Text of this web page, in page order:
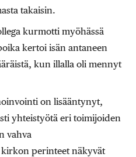
takaisin.
kurmotti myöhässä
kertoi isän antaneen
kun illalla oli mennyt
on lisääntynyt,
yhteistyötä eri toimijoiden
vahva
perinteet näkyvät